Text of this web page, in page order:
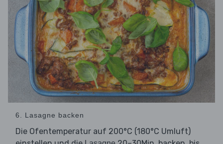
6. Lasagne backen
Die Ofentemperatur auf 200°C (180°C Umluft)